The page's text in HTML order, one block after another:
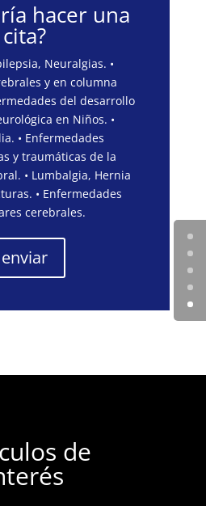
hacer una
cita?
Neuralgias. •
y en columna
del desarrollo
en Niños. •
• Enfermedades
y traumáticas de la
• Lumbalgia, Hernia
• Enfermedades
cerebrales.
enviar
de